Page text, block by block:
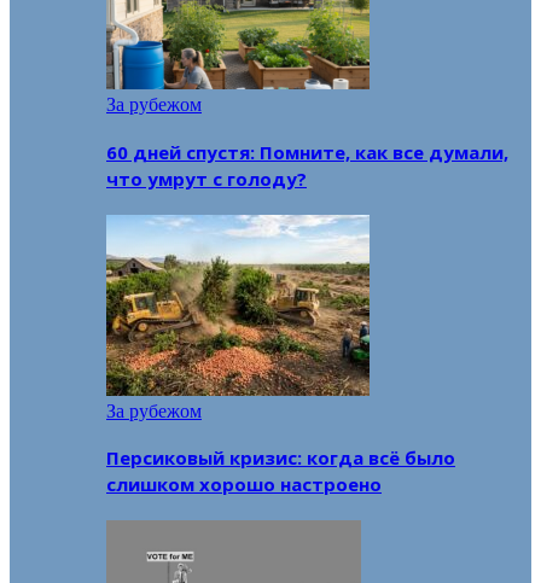
За рубежом
60 дней спустя: Помните, как все думали,
что умрут с голоду?
За рубежом
Персиковый кризис: когда всё было
слишком хорошо настроено